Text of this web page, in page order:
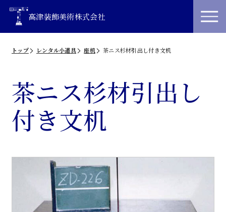
高津装飾美術株式会社
トップ レンタル小道具 座机 茶ニス杉材引出し付き文机
茶ニス杉材引出し
付き文机